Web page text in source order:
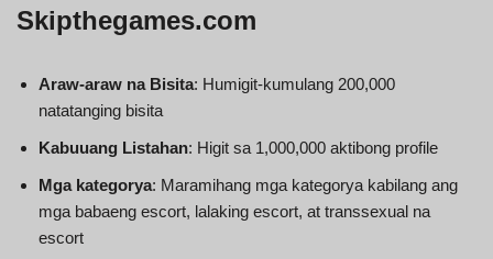
Skipthegames.com
Araw-araw na Bisita: Humigit-kumulang 200,000
natatanging bisita
Kabuuang Listahan: Higit sa 1,000,000 aktibong profile
Mga kategorya: Maramihang mga kategorya kabilang ang
mga babaeng escort, lalaking escort, at transsexual na
escort